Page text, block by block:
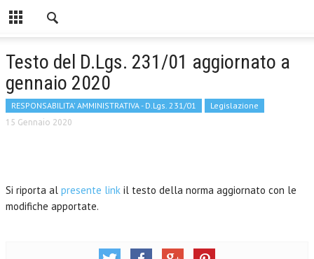
Testo del D.Lgs. 231/01 aggiornato a
gennaio 2020
RESPONSABILITA' AMMINISTRATIVA - D.Lgs. 231/01 Legislazione
15 Gennaio 2020
Si riporta al presente link il testo della norma aggiornato con le
modifiche apportate.